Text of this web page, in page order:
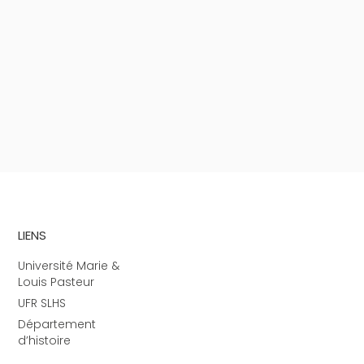
LIENS
Université Marie &
Louis Pasteur
UFR SLHS
Département
d’histoire